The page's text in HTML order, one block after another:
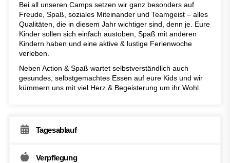
Bei all unseren Camps setzen wir ganz besonders auf
Freude, Spaß, soziales Miteinander und Teamgeist – alles
Qualitäten, die in diesem Jahr wichtiger sind, denn je. Eure
Kinder sollen sich einfach austoben, Spaß mit anderen
Kindern haben und eine aktive & lustige Ferienwoche
verleben.
Neben Action & Spaß wartet selbstverständlich auch
gesundes, selbstgemachtes Essen auf eure Kids und wir
kümmern uns mit viel Herz & Begeisterung um ihr Wohl.
Tagesablauf
Verpflegung